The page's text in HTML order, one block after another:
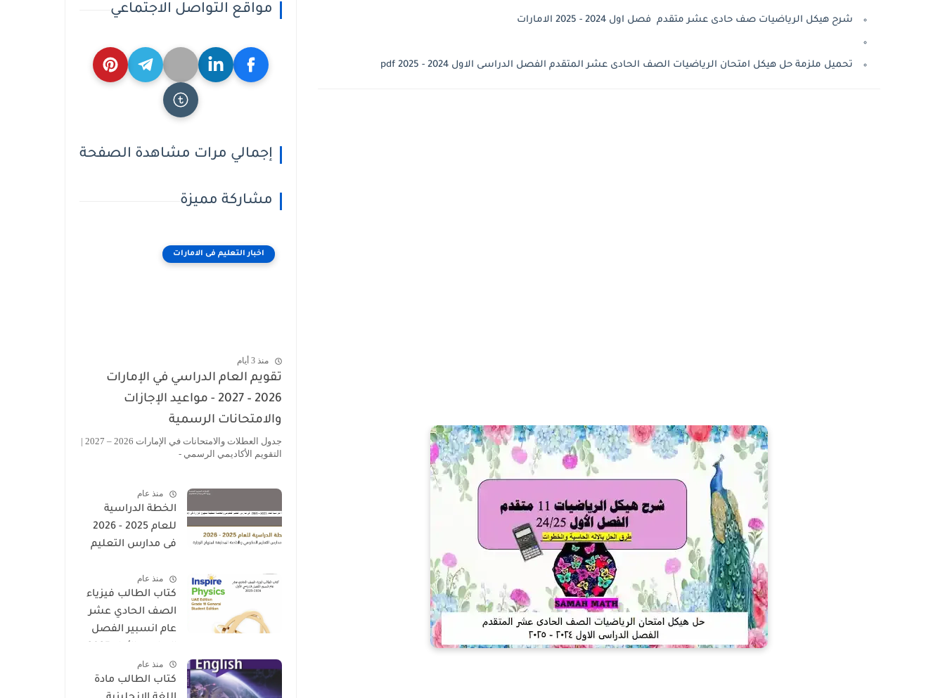
شرح هيكل الرياضيات صف حادى عشر متقدم فصل اول 2024 - 2025 الامارات
تحميل ملزمة حل هيكل امتحان الرياضيات الصف الحادى عشر المتقدم الفصل الدراسى الاول 2024 - 2025 pdf
مواقع التواصل الاجتماعي
إجمالي مرات مشاهدة الصفحة
مشاركة مميزة
اخبار التعليم فى الامارات
منذ 3 أيام
تقويم العام الدراسي في الإمارات
2026 – 2027 - مواعيد الإجازات
والامتحانات الرسمية
جدول العطلات والامتحانات في الإمارات 2026 – 2027 |
التقويم الأكاديمي الرسمي -
منذ عام
الخطة الدراسية
للعام 2025 - 2026
فى مدارس التعليم
المطبقة لمنهاج
الوزارة فى الامارات
منذ عام
كتاب الطالب فيزياء
الصف الحادي عشر
عام انسبير الفصل
2026منذ عام
كتاب الطالب مادة